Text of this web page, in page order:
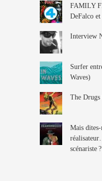
FAMILY
DeFalco
Interview
Surfer
Waves)
The
Mais dites-
scénariste